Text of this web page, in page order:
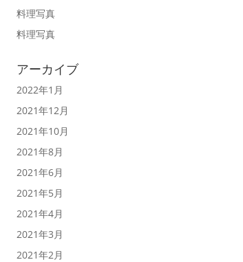
料理写真
料理写真
アーカイブ
2022年1月
2021年12月
2021年10月
2021年8月
2021年6月
2021年5月
2021年4月
2021年3月
2021年2月